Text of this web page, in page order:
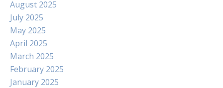
August 2025
July 2025
May 2025
April 2025
March 2025
February 2025
January 2025